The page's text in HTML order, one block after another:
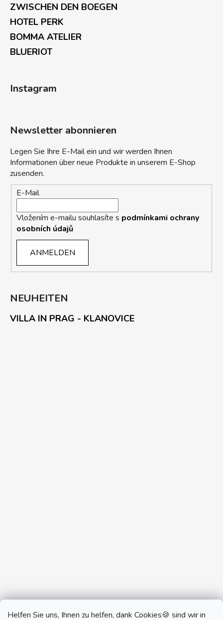
Helfen Sie uns, Ihnen zu helfen, dank Cookies🍪 sind wir in
ZWISCHEN DEN BOEGEN
HOTEL PERK
BOMMA ATELIER
BLUERIOT
Instagram
Newsletter abonnieren
Legen Sie Ihre E-Mail ein und wir werden Ihnen
Informationen über neue Produkte in unserem E-Shop
zusenden.
E-Mail
Vložením e-mailu souhlasíte s podmínkami ochrany
osobních údajů
ANMELDEN
NEUHEITEN
VILLA IN PRAG - KLANOVICE